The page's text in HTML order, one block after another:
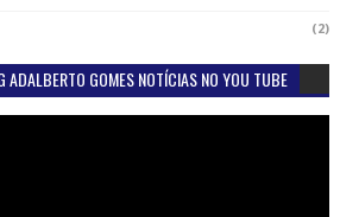
(2)
ADALBERTO GOMES NOTÍCIAS NO YOU TUBE